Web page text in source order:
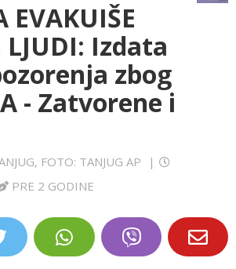
EVAKUIŠE
LJUDI: Izdata
zbog
- Zatvorene i
FOTO: TANJUG AP
|
PRE 2 GODINE